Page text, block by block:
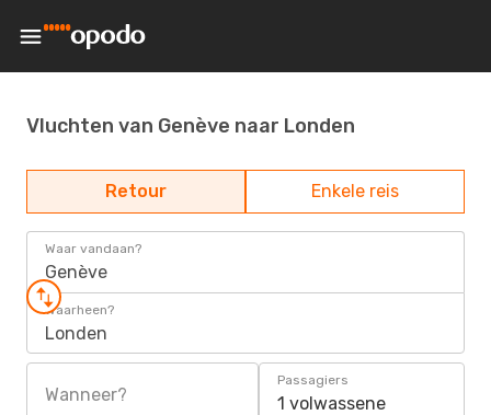
Vluchten van Genève naar Londen
Retour Enkele reis
Waar vandaan?
Genève
Waarheen?
Londen
Wanneer?
Passagiers
1 volwassene